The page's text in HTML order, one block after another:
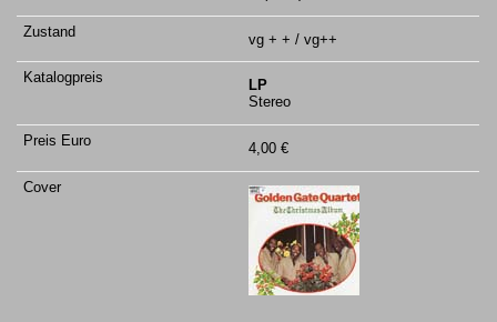
vg + + / vg++
LP
Stereo
4,00 €